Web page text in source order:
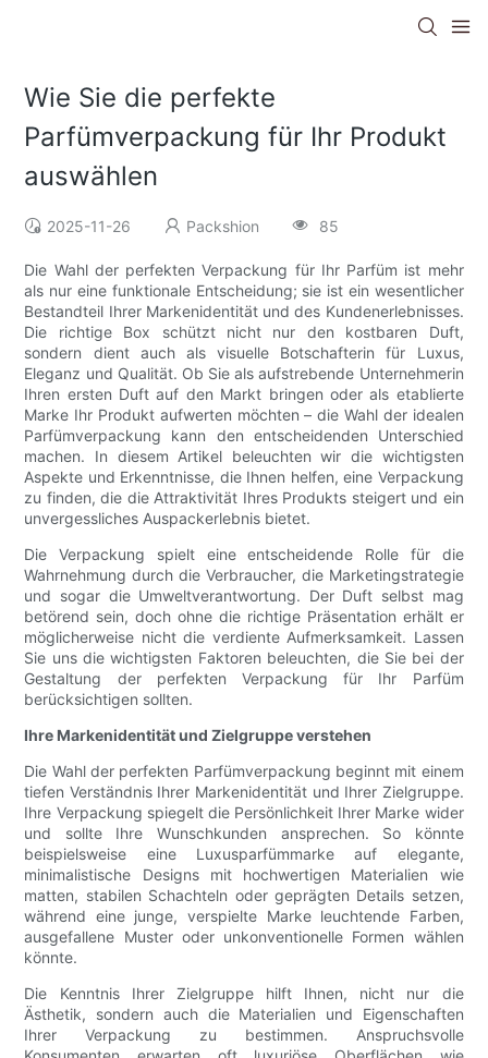
Wie Sie die perfekte
Parfümverpackung für Ihr Produkt
auswählen
2025-11-26 Packshion 85
Die Wahl der perfekten Verpackung für Ihr Parfüm ist mehr
als nur eine funktionale Entscheidung; sie ist ein wesentlicher
Bestandteil Ihrer Markenidentität und des Kundenerlebnisses.
Die richtige Box schützt nicht nur den kostbaren Duft,
sondern dient auch als visuelle Botschafterin für Luxus,
Eleganz und Qualität. Ob Sie als aufstrebende Unternehmerin
Ihren ersten Duft auf den Markt bringen oder als etablierte
Marke Ihr Produkt aufwerten möchten – die Wahl der idealen
Parfümverpackung kann den entscheidenden Unterschied
machen. In diesem Artikel beleuchten wir die wichtigsten
Aspekte und Erkenntnisse, die Ihnen helfen, eine Verpackung
zu finden, die die Attraktivität Ihres Produkts steigert und ein
unvergessliches Auspackerlebnis bietet.
Die Verpackung spielt eine entscheidende Rolle für die
Wahrnehmung durch die Verbraucher, die Marketingstrategie
und sogar die Umweltverantwortung. Der Duft selbst mag
betörend sein, doch ohne die richtige Präsentation erhält er
möglicherweise nicht die verdiente Aufmerksamkeit. Lassen
Sie uns die wichtigsten Faktoren beleuchten, die Sie bei der
Gestaltung der perfekten Verpackung für Ihr Parfüm
berücksichtigen sollten.
Ihre Markenidentität und Zielgruppe verstehen
Die Wahl der perfekten Parfümverpackung beginnt mit einem
tiefen Verständnis Ihrer Markenidentität und Ihrer Zielgruppe.
Ihre Verpackung spiegelt die Persönlichkeit Ihrer Marke wider
und sollte Ihre Wunschkunden ansprechen. So könnte
beispielsweise eine Luxusparfümmarke auf elegante,
minimalistische Designs mit hochwertigen Materialien wie
matten, stabilen Schachteln oder geprägten Details setzen,
während eine junge, verspielte Marke leuchtende Farben,
ausgefallene Muster oder unkonventionelle Formen wählen
könnte.
Die Kenntnis Ihrer Zielgruppe hilft Ihnen, nicht nur die
Ästhetik, sondern auch die Materialien und Eigenschaften
Ihrer Verpackung zu bestimmen. Anspruchsvolle